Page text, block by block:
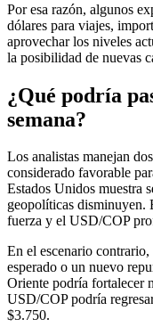
Por esa razón, algunos
dólares para viajes,
aprovechar los niveles
la posibilidad de nuevas
¿Qué podría
semana?
Los analistas manejan
considerado favorable
Estados Unidos muestra
geopolíticas disminuyen.
fuerza y el USD/COP
En el escenario
esperado o un nuevo
Oriente podría fortalecer
USD/COP podría
$3.750.